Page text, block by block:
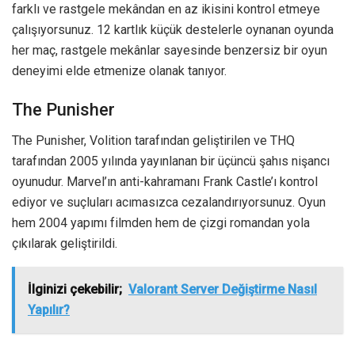
farklı ve rastgele mekândan en az ikisini kontrol etmeye
çalışıyorsunuz. 12 kartlık küçük destelerle oynanan oyunda
her maç, rastgele mekânlar sayesinde benzersiz bir oyun
deneyimi elde etmenize olanak tanıyor.
The Punisher
The Punisher, Volition tarafından geliştirilen ve THQ
tarafından 2005 yılında yayınlanan bir üçüncü şahıs nişancı
oyunudur. Marvel’ın anti-kahramanı Frank Castle’ı kontrol
ediyor ve suçluları acımasızca cezalandırıyorsunuz. Oyun
hem 2004 yapımı filmden hem de çizgi romandan yola
çıkılarak geliştirildi.
İlginizi çekebilir; Valorant Server Değiştirme Nasıl
Yapılır?